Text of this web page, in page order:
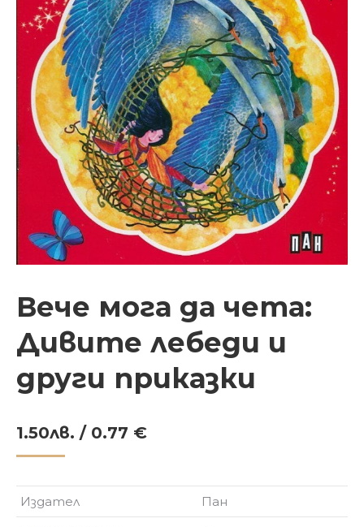
Вече мога да чета:
Дивите лебеди и
други приказки
1.50лв. / 0.77 €
Издател
Пан